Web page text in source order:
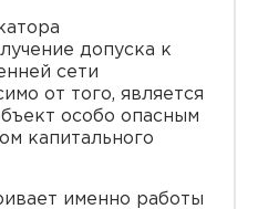
допуска к
сети
от того, является
особо опасным
капитального
именно работы